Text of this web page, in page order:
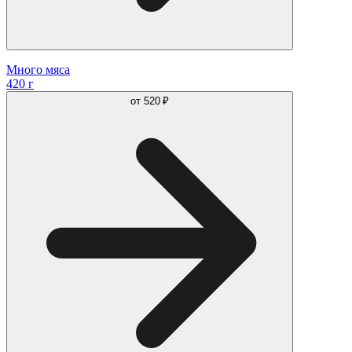
Много мяса
420 г
от 520 ₽